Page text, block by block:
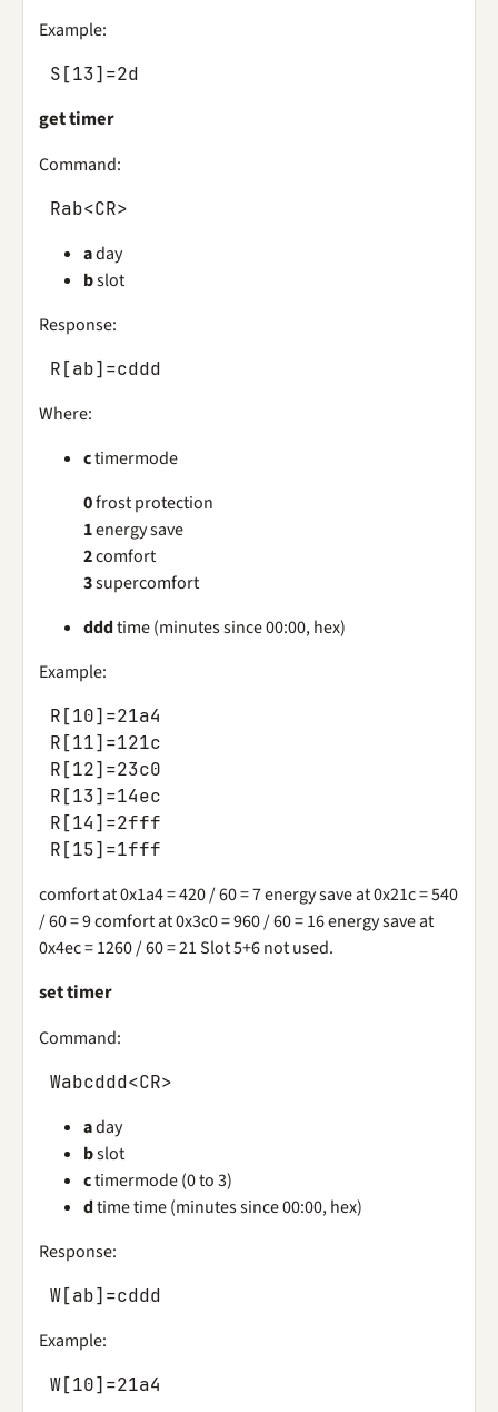
Example:
S[13]=2d
get timer
Command:
Rab<CR>
aday
bslot
Response:
R[ab]=cddd
Where:
ctimermode
0frost protection
1energy save
2comfort
3supercomfort
dddtime (minutes since 00:00, hex)
Example:
R[10]=21a4
R[11]=121c
R[12]=23c0
R[13]=14ec
R[14]=2fff
R[15]=1fff
comfort at 0x1a4 = 420 / 60 = 7 energy save at 0x21c = 540
/ 60 = 9 comfort at 0x3c0 = 960 / 60 = 16 energy save at
0x4ec = 1260 / 60 = 21 Slot 5+6 not used.
set timer
Command:
Wabcddd<CR>
aday
bslot
ctimermode (0 to 3)
dtime time (minutes since 00:00, hex)
Response:
W[ab]=cddd
Example:
W[10]=21a4